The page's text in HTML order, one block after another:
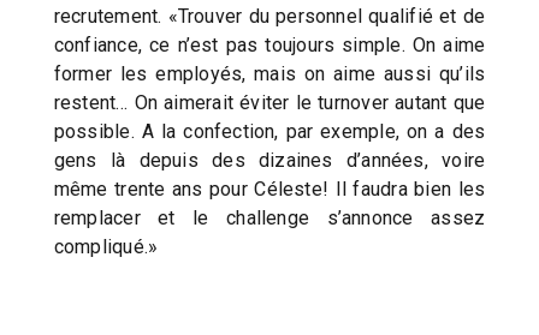
recrutement. «Trouver du personnel qualifié et de
confiance, ce n’est pas toujours simple. On aime
former les employés, mais on aime aussi qu’ils
restent… On aimerait éviter le turnover autant que
possible. A la confection, par exemple, on a des
gens là depuis des dizaines d’années, voire
même trente ans pour Céleste! Il faudra bien les
remplacer et le challenge s’annonce assez
compliqué.»